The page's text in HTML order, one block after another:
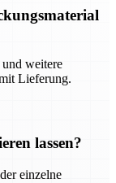
weitere
Lieferung.
lassen?
einzelne